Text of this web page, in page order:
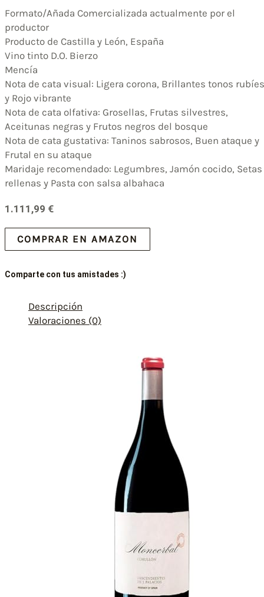
Formato/Añada Comercializada actualmente por el
productor
Producto de Castilla y León, España
Vino tinto D.O. Bierzo
Mencía
Nota de cata visual: Ligera corona, Brillantes tonos rubíes
y Rojo vibrante
Nota de cata olfativa: Grosellas, Frutas silvestres,
Aceitunas negras y Frutos negros del bosque
Nota de cata gustativa: Taninos sabrosos, Buen ataque y
Frutal en su ataque
Maridaje recomendado: Legumbres, Jamón cocido, Setas
rellenas y Pasta con salsa albahaca
1.111,99 €
COMPRAR EN AMAZON
Comparte con tus amistades :)
Descripción
Valoraciones (0)